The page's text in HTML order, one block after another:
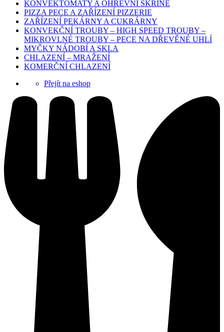
KONVEKTOMATY A OHŘEVNÍ SKŘÍNĚ
PIZZA PECE A ZAŘÍZENÍ PIZZERIE
ZAŘÍZENÍ PEKÁRNY A CUKRÁRNY
KONVEKČNÍ TROUBY – HIGH SPEED TROUBY –
MIKROVLNÉ TROUBY – PECE NA DŘEVĚNÉ UHLÍ
MYČKY NÁDOBÍ A SKLA
CHLAZENÍ – MRAŽENÍ
KOMERČNÍ CHLAZENÍ
Přejít na eshop